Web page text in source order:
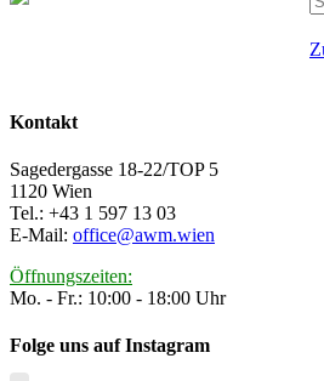
Kontakt
Sagedergasse 18-22/TOP 5
1120 Wien
Tel.: +43 1 597 13 03
E-Mail: office@awm.wien
Öffnungszeiten:
Mo. - Fr.: 10:00 - 18:00 Uhr
Folge uns auf Instagram